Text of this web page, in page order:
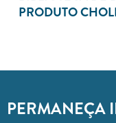
PRODUTO
PERMANEÇA